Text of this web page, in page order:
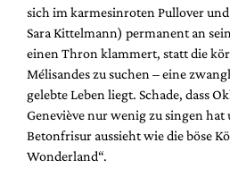
sich im karmesinroten Pullover
Sara Kittelmann) permanent an
einen Thron klammert, statt die
Mélisandes zu suchen –eine
gelebte Leben liegt. Schade, dass
Geneviève nur wenig zu singen
Betonfrisur aussieht wie die böse
Wonderland“.